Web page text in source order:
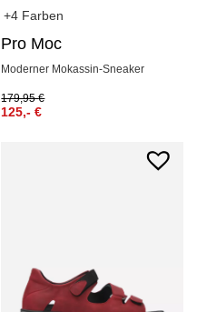
+4 Farben
Pro Moc
Moderner Mokassin-Sneaker
179,95€
125,-€